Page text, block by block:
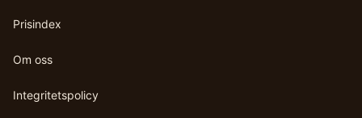
Prisindex
Om oss
Integritetspolicy